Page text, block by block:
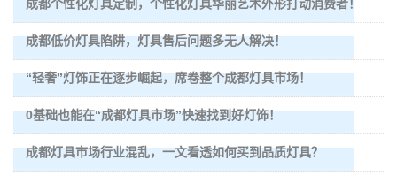
成都个性化灯具定制，个性化灯具华丽艺术外形打动消费者！
成都低价灯具陷阱，灯具售后问题多无人解决！
“轻奢”灯饰正在逐步崛起，席卷整个成都灯具市场！
0基础也能在“成都灯具市场”快速找到好灯饰！
成都灯具市场行业混乱，一文看透如何买到品质灯具？